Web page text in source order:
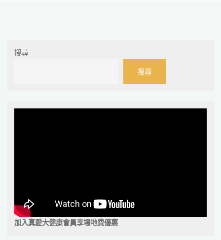
搜尋
搜尋
加入真愛大健康會員享場地費優惠